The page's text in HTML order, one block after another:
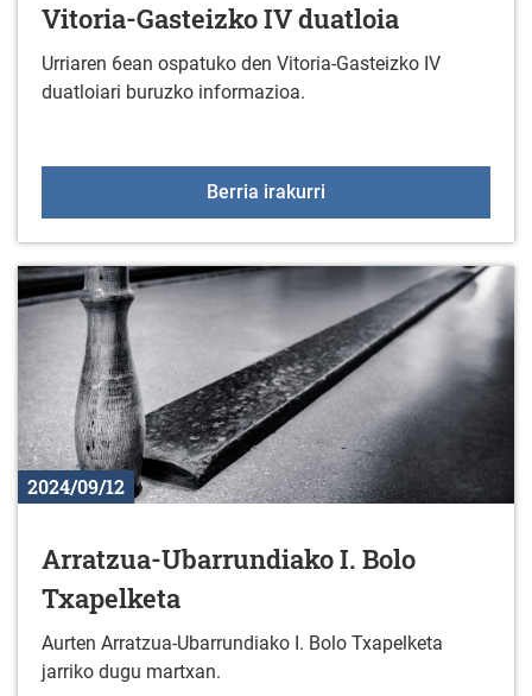
Vitoria-Gasteizko IV duatloia
Urriaren 6ean ospatuko den Vitoria-Gasteizko IV
duatloiari buruzko informazioa.
Berria irakurri
2024/09/12
Arratzua-Ubarrundiako I. Bolo
Txapelketa
Aurten Arratzua-Ubarrundiako I. Bolo Txapelketa
jarriko dugu martxan.